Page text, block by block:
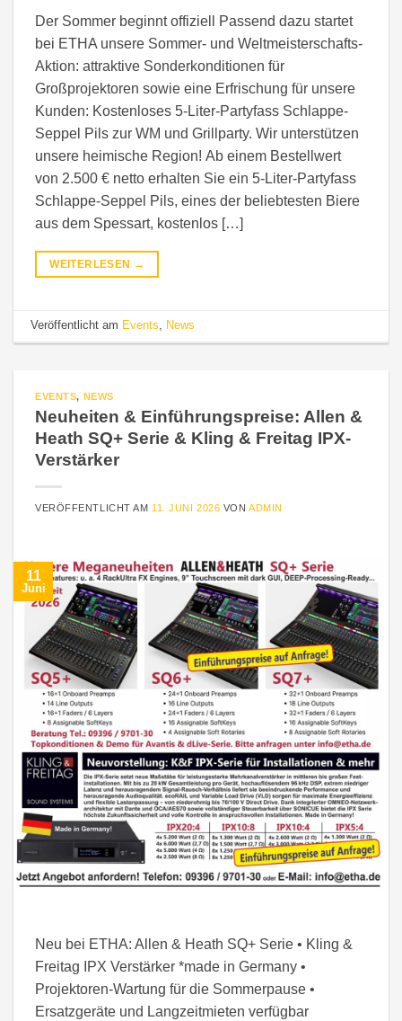
Der Sommer beginnt offiziell Passend dazu startet
bei ETHA unsere Sommer- und Weltmeisterschafts-
Aktion: attraktive Sonderkonditionen für
Großprojektoren sowie eine Erfrischung für unsere
Kunden: Kostenloses 5-Liter-Partyfass Schlappe-
Seppel Pils zur WM und Grillparty. Wir unterstützen
unsere heimische Region! Ab einem Bestellwert
von 2.500 € netto erhalten Sie ein 5-Liter-Partyfass
Schlappe-Seppel Pils, eines der beliebtesten Biere
aus dem Spessart, kostenlos […]
WEITERLESEN →
Veröffentlicht am Events News
EVENTS, NEWS
Neuheiten & Einführungspreise: Allen &
Heath SQ+ Serie & Kling & Freitag IPX-
Verstärker
VERÖFFENTLICHT AM 11. JUNI 2026 VONADMIN
11
Juni
Neu bei ETHA: Allen & Heath SQ+ Serie • Kling &
Freitag IPX Verstärker *made in Germany •
Projektoren-Wartung für die Sommerpause •
Ersatzgeräte und Langzeitmieten verfügbar